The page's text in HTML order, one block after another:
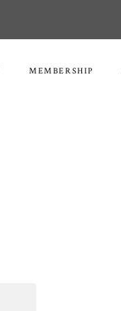
MEMBERSHIP